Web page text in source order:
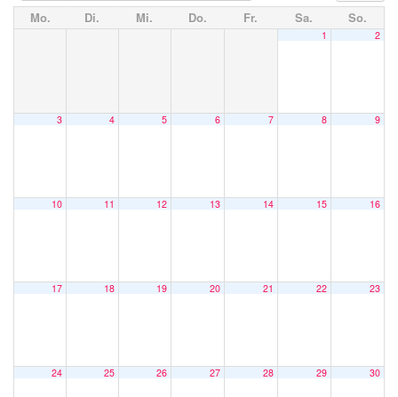
Mo. Di. Mi. Do. Fr. Sa. So.
1 2
3 4 5 6 7 8 9
10 11 12 13 14 15 16
17 18 19 20 21 22 23
24 25 26 27 28 29 30